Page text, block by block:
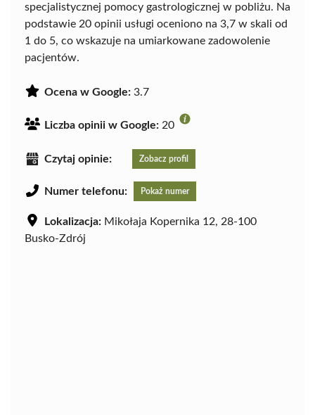
specjalistycznej pomocy gastrologicznej w pobliżu. Na
podstawie 20 opinii usługi oceniono na 3,7 w skali od
1 do 5, co wskazuje na umiarkowane zadowolenie
pacjentów.
Ocena w Google: 3.7
Liczba opinii w Google: 20
Czytaj opinie: Zobacz profil
Numer telefonu: Pokaż numer
Lokalizacja: Mikołaja Kopernika 12, 28-100
Busko-Zdrój